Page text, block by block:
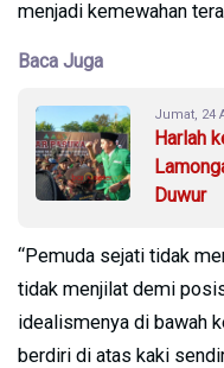
menjadi kemewahan
Baca Juga
Jumat, 24
Harlah
Duwur
“Pemuda sejati tidak
tidak menjilat demi
idealismenya di bawah
berdiri di atas kaki